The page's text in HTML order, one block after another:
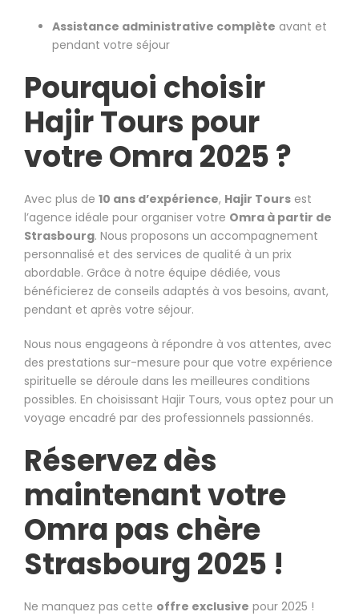
Assistance administrative complète avant et
pendant votre séjour
Pourquoi choisir
Hajir Tours pour
votre Omra 2025 ?
Avec plus de 10 ans d’expérience, Hajir Tours est
l’agence idéale pour organiser votre Omra à partir de
Strasbourg. Nous proposons un accompagnement
personnalisé et des services de qualité à un prix
abordable. Grâce à notre équipe dédiée, vous
bénéficierez de conseils adaptés à vos besoins, avant,
pendant et après votre séjour.
Nous nous engageons à répondre à vos attentes, avec
des prestations sur-mesure pour que votre expérience
spirituelle se déroule dans les meilleures conditions
possibles. En choisissant Hajir Tours, vous optez pour un
voyage encadré par des professionnels passionnés.
Réservez dès
maintenant votre
Omra pas chère
Strasbourg 2025 !
Ne manquez pas cette offre exclusive pour 2025 !